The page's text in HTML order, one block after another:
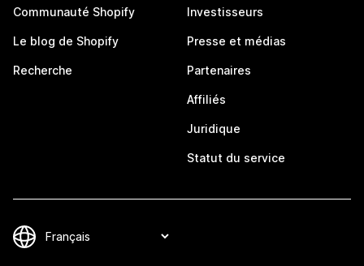
Communauté Shopify
Le blog de Shopify
Recherche
Investisseurs
Presse et médias
Partenaires
Affiliés
Juridique
Statut du service